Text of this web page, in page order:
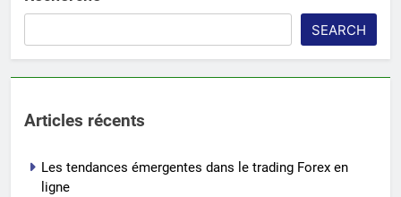
SEARCH
Articles récents
Les tendances émergentes dans le trading Forex en
ligne